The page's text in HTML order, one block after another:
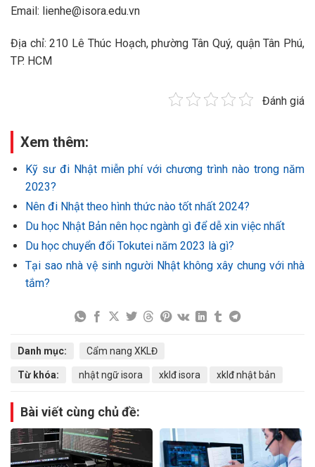
Email: lienhe@isora.edu.vn
Địa chỉ: 210 Lê Thúc Hoạch, phường Tân Quý, quận Tân Phú,
TP. HCM
Đánh giá
Xem thêm:
Kỹ sư đi Nhật miễn phí với chương trình nào trong năm
2023?
Nên đi Nhật theo hình thức nào tốt nhất 2024?
Du học Nhật Bản nên học ngành gì để dễ xin việc nhất
Du học chuyển đổi Tokutei năm 2023 là gì?
Tại sao nhà vệ sinh người Nhật không xây chung với nhà
tắm?
Danh mục: Cẩm nang XKLĐ
Từ khóa: nhật ngữ isora xklđ isora xklđ nhật bản
Bài viết cùng chủ đề: